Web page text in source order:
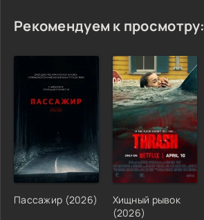
Рекомендуем к просмотру:
Пассажир (2026)
Хищный рывок
(2026)